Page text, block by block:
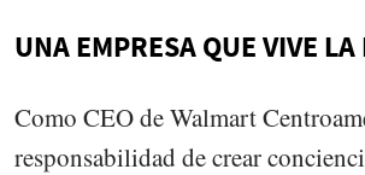
UNA EMPRESA QUE VIVE
Como CEO de Walmart
responsabilidad de crear